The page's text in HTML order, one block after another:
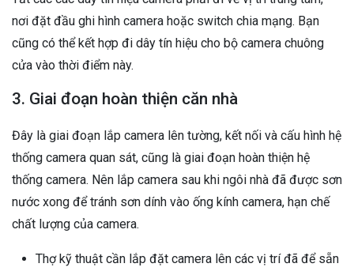
nơi đặt đầu ghi hình camera hoặc switch chia mạng. Bạn
cũng có thể kết hợp đi dây tín hiệu cho bộ camera chuông
cửa vào thời điểm này.
3. Giai đoạn hoàn thiện căn nhà
Đây là giai đoạn lắp camera lên tường, kết nối và cấu hình hệ
thống camera quan sát, cũng là giai đoạn hoàn thiện hệ
thống camera. Nên lắp camera sau khi ngôi nhà đã được sơn
nước xong để tránh sơn dính vào ống kính camera, hạn chế
chất lượng của camera.
Thợ kỹ thuật cần lắp đặt camera lên các vị trí đã để sẵn